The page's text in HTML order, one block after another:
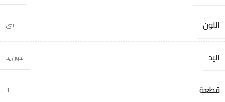
اللون بني
اليد بدون يد
قطعة 1